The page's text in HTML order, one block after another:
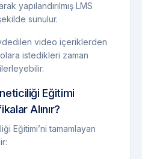
yapılandırılmış LMS
sunulur.
video içeriklerden
istedikleri zaman
Eğitimi
Alınır?
Eğitimi’ni tamamlayan